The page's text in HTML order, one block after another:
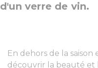
d'un verre de vin.
En dehors de la saison
découvrir la beauté